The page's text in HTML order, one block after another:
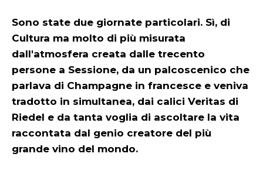
Sono state due giornate particolari. Sì, di
Cultura ma molto di più misurata
dall'atmosfera creata dalle trecento
persone a Sessione, da un palcoscenico che
parlava di Champagne in francesce e veniva
tradotto in simultanea, dai calici Veritas di
Riedel e da tanta voglia di ascoltare la vita
raccontata dal genio creatore del più
grande vino del mondo.